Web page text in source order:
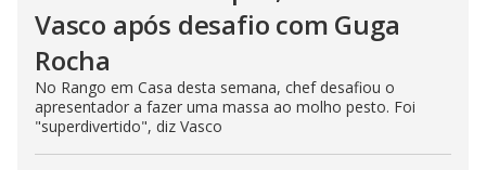
Vasco após desafio com Guga
Rocha
No Rango em Casa desta semana, chef desafiou o
apresentador a fazer uma massa ao molho pesto. Foi
"superdivertido", diz Vasco